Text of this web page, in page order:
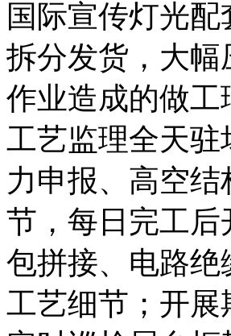
国际宣传灯光
拆分发货，大
作业造成的做
工艺监理全天
力申报、高空
节，每日完工
包拼接、电路
工艺细节；开